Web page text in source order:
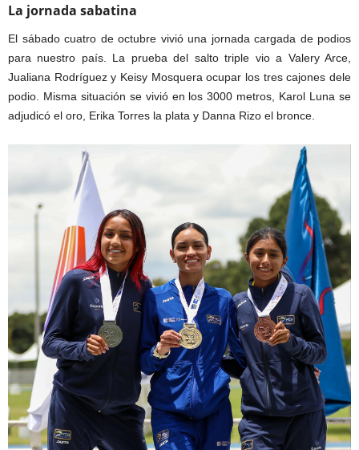
La jornada sabatina
El sábado cuatro de octubre vivió una jornada cargada de podios
para nuestro país. La prueba del salto triple vio a Valery Arce,
Jualiana Rodríguez y Keisy Mosquera ocupar los tres cajones dele
podio. Misma situación se vivió en los 3000 metros, Karol Luna se
adjudicó el oro, Erika Torres la plata y Danna Rizo el bronce.